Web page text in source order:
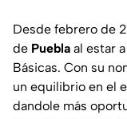
Desde febrero de
de Puebla al estar
Básicas. Con su
un equilibrio en el
dandole más